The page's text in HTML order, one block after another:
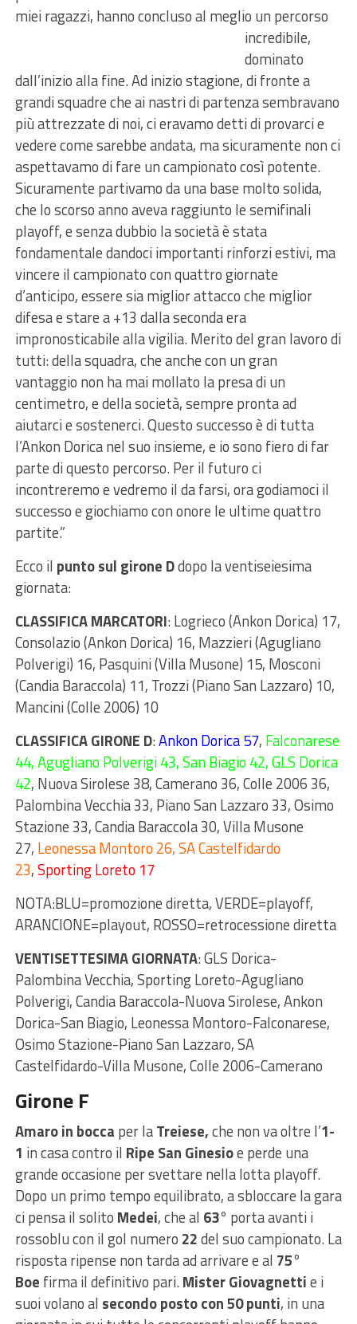
miei ragazzi, hanno concluso al meglio un percorso
incredibile,
dominato
dall’inizio alla fine. Ad inizio stagione, di fronte a
grandi squadre che ai nastri di partenza sembravano
più attrezzate di noi, ci eravamo detti di provarci e
vedere come sarebbe andata, ma sicuramente non ci
aspettavamo di fare un campionato così potente.
Sicuramente partivamo da una base molto solida,
che lo scorso anno aveva raggiunto le semifinali
playoff, e senza dubbio la società è stata
fondamentale dandoci importanti rinforzi estivi, ma
vincere il campionato con quattro giornate
d’anticipo, essere sia miglior attacco che miglior
difesa e stare a +13 dalla seconda era
impronosticabile alla vigilia. Merito del gran lavoro di
tutti: della squadra, che anche con un gran
vantaggio non ha mai mollato la presa di un
centimetro, e della società, sempre pronta ad
aiutarci e sostenerci. Questo successo è di tutta
l’Ankon Dorica nel suo insieme, e io sono fiero di far
parte di questo percorso. Per il futuro ci
incontreremo e vedremo il da farsi, ora godiamoci il
successo e giochiamo con onore le ultime quattro
partite.”
Ecco il punto sul girone Ddopo la ventiseiesima
giornata:
CLASSIFICA MARCATORI: Logrieco (Ankon Dorica) 17,
Consolazio (Ankon Dorica) 16, Mazzieri (Agugliano
Polverigi) 16, Pasquini (Villa Musone) 15, Mosconi
(Candia Baraccola) 11, Trozzi (Piano San Lazzaro) 10,
Mancini (Colle 2006) 10
CLASSIFICA GIRONE D:Ankon Dorica 57, Falconarese
44, Agugliano Polverigi 43, San Biagio 42, GLS Dorica
42, Nuova Sirolese 38, Camerano 36, Colle 2006 36,
Palombina Vecchia 33, Piano San Lazzaro 33, Osimo
Stazione 33, Candia Baraccola 30, Villa Musone
27, Leonessa Montoro 26, SA Castelfidardo
23,Sporting Loreto 17
NOTA:BLU=promozione diretta, VERDE=playoff,
ARANCIONE=playout, ROSSO=retrocessione diretta
VENTISETTESIMA GIORNATA: GLS Dorica-
Palombina Vecchia, Sporting Loreto-Agugliano
Polverigi, Candia Baraccola-Nuova Sirolese, Ankon
Dorica-San Biagio, Leonessa Montoro-Falconarese,
Osimo Stazione-Piano San Lazzaro, SA
Castelfidardo-Villa Musone, Colle 2006-Camerano
Girone F
Amaro in bocca per laTreiese,che non va oltre l’1-
1 in casa contro il Ripe San Ginesioe perde una
grande occasione per svettare nella lotta playoff.
Dopo un primo tempo equilibrato, a sbloccare la gara
ci pensa il solito Medei, che al 63° porta avanti i
rossoblu con il gol numero 22del suo campionato. La
risposta ripense non tarda ad arrivare e al 75°
Boe firma il definitivo pari.Mister Giovagnettie i
suoi volano al secondo posto con 50 punti, in una